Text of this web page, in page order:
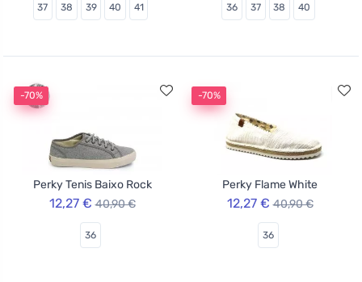
37 38 39 40 41 36 37 38 40
-70%
Perky Tenis Baixo Rock
12,27 € 40,90 €
36
-70%
Perky Flame White
12,27 € 40,90 €
36